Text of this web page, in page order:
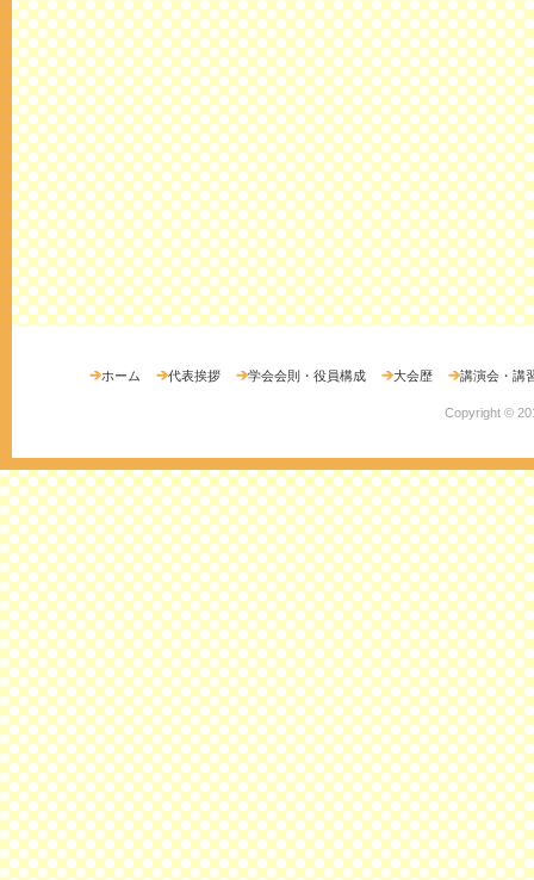
ホーム 代表挨拶 学会会則・役員構成 大会歴 講演会・講
Copyright ©